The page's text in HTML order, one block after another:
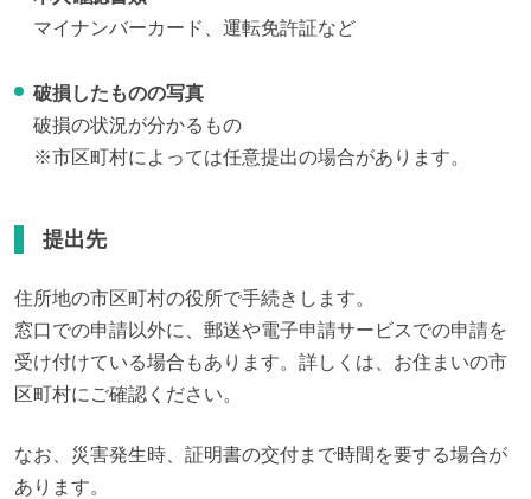
マイナンバーカード、運転免許証など
破損したものの写真
破損の状況が分かるもの
※市区町村によっては任意提出の場合があります。
提出先
住所地の市区町村の役所で手続きします。
窓口での申請以外に、郵送や電子申請サービスでの申請を
受け付けている場合もあります。詳しくは、お住まいの市
区町村にご確認ください。
なお、災害発生時、証明書の交付まで時間を要する場合が
あります。